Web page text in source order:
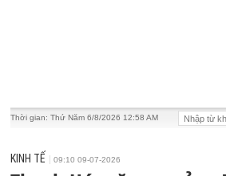
Thời gian:Thứ Năm 6/8/2026 12:58 AM
KINH TẾ 09:10 09-07-2026